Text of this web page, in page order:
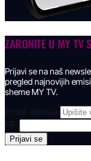
ZARONITE U MY TV
Prijavi se na naš
pregled najnovijih
sheme MY TV.
Email adresa